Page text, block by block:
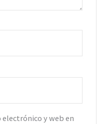
y web en